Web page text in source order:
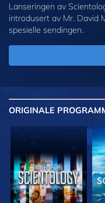
Lanseringen av
introdusert av Mr. David
spesielle sendingen.
ORIGINALE